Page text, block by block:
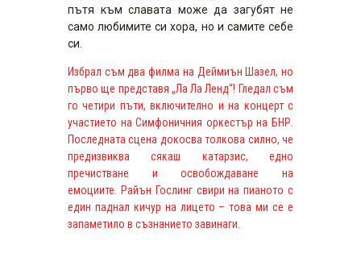
пътя към славата може да загубят не
само любимите си хора, но и самите себе
си.
Избрал съм два филма на Деймиън Шазел, но
първо ще представя „Ла Ла Ленд“! Гледал съм
го четири пъти, включително и на концерт с
участието на Симфоничния оркестър на БНР.
Последната сцена докосва толкова силно, че
предизвиква сякаш катарзис, едно
пречистване и освобождаване на
емоциите. Райън Гослинг свири на пианото с
един паднал кичур на лицето – това ми се е
запаметило в съзнанието завинаги.